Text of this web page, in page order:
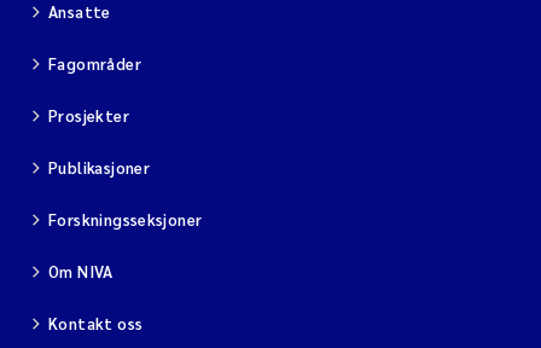
Ansatte
Fagområder
Prosjekter
Publikasjoner
Forskningsseksjoner
Om NIVA
Kontakt oss